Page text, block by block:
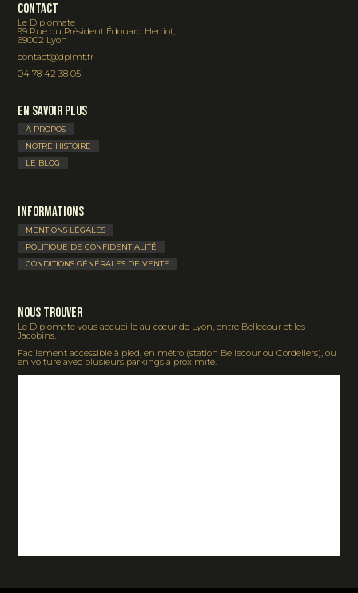
Contact
Le Diplomate
99 Rue du Président Édouard Herriot,
69002 Lyon
contact@dplmt.fr
04 78 42 38 05
En savoir plus
À PROPOS
NOTRE HISTOIRE
LE BLOG
Informations
MENTIONS LÉGALES
POLITIQUE DE CONFIDENTIALITÉ
CONDITIONS GÉNÉRALES DE VENTE
Nous Trouver
Le Diplomate vous accueille au cœur de Lyon, entre Bellecour et les
Jacobins.
Facilement accessible à pied, en métro (station Bellecour ou Cordeliers), ou
en voiture avec plusieurs parkings à proximité.